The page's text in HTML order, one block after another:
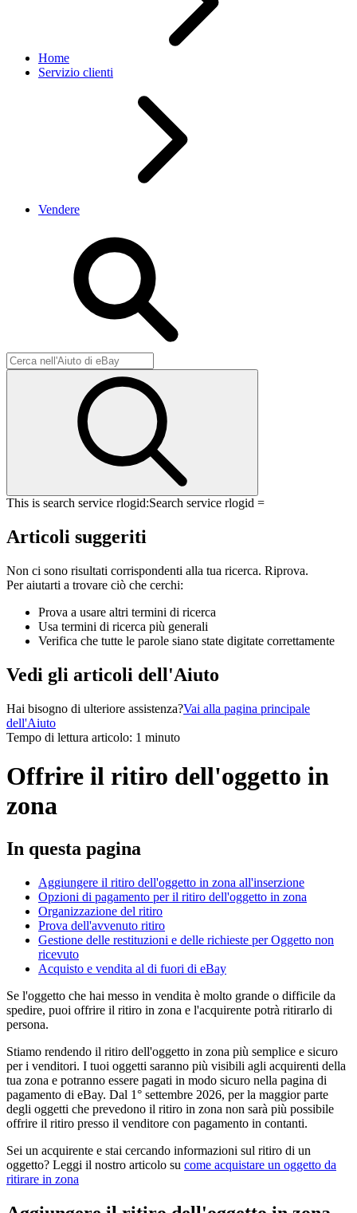
Home
Servizio clienti
Vendere
This is search service rlogid:Search service rlogid =
Articoli suggeriti
Non ci sono risultati corrispondenti alla tua ricerca. Riprova.
Per aiutarti a trovare ciò che cerchi:
Prova a usare altri termini di ricerca
Usa termini di ricerca più generali
Verifica che tutte le parole siano state digitate correttamente
Vedi gli articoli dell'Aiuto
Hai bisogno di ulteriore assistenza?Vai alla pagina principale
dell'Aiuto
Tempo di lettura articolo: 1 minuto
Offrire il ritiro dell'oggetto in
zona
In questa pagina
Aggiungere il ritiro dell'oggetto in zona all'inserzione
Opzioni di pagamento per il ritiro dell'oggetto in zona
Organizzazione del ritiro
Prova dell'avvenuto ritiro
Gestione delle restituzioni e delle richieste per Oggetto non
ricevuto
Acquisto e vendita al di fuori di eBay
Se l'oggetto che hai messo in vendita è molto grande o difficile da
spedire, puoi offrire il ritiro in zona e l'acquirente potrà ritirarlo di
persona.
Stiamo rendendo il ritiro dell'oggetto in zona più semplice e sicuro
per i venditori. I tuoi oggetti saranno più visibili agli acquirenti della
tua zona e potranno essere pagati in modo sicuro nella pagina di
pagamento di eBay. Dal 1° settembre 2026, per la maggior parte
degli oggetti che prevedono il ritiro in zona non sarà più possibile
offrire il ritiro presso il venditore con pagamento in contanti.
Sei un acquirente e stai cercando informazioni sul ritiro di un
oggetto? Leggi il nostro articolo su come acquistare un oggetto da
ritirare in zona